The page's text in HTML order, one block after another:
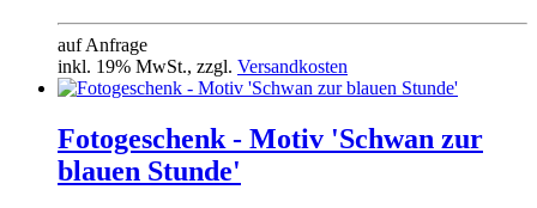
auf Anfrage
inkl. 19% MwSt., zzgl. Versandkosten
Fotogeschenk - Motiv 'Schwan zur
blauen Stunde'